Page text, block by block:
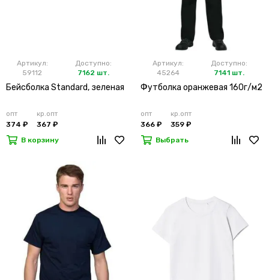
Артикул:
59112
Доступно:
7162 шт.
Бейсболка Standard, зеленая
опт
374 ₽
кр.опт
367 ₽
В корзину
Артикул:
45264
Доступно:
7141 шт.
Футболка оранжевая 160г/м2
опт
366 ₽
кр.опт
359 ₽
Выбрать